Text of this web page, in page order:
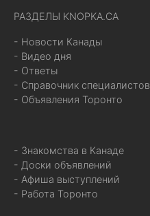
РАЗДЕЛЫ KNOPKA.CA
- Новости Канады
- Видео дня
- Ответы
- Справочник специалистов
- Объявления Торонто
- Знакомства в Канаде
- Доски объявлений
- Афиша выступлений
- Работа Торонто